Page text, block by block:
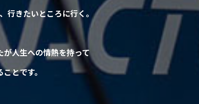
行きたいところに行く。
が人生への情熱を持って
とです。